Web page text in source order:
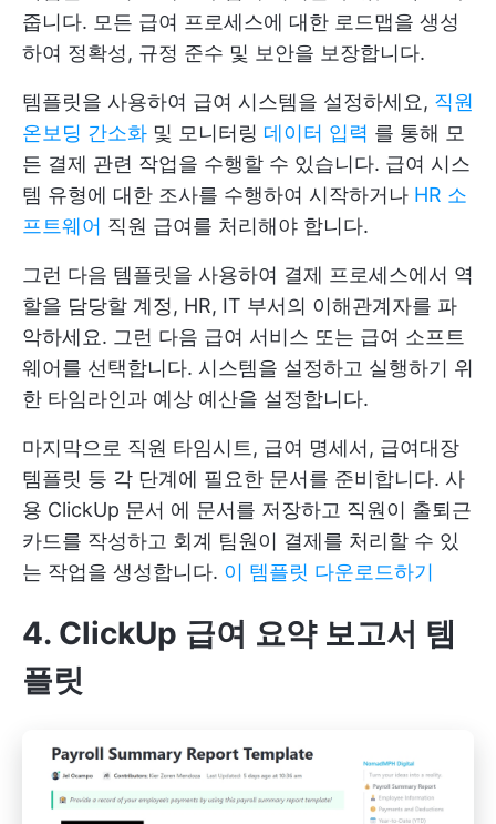
줍니다. 모든 급여 프로세스에 대한 로드맵을 생성
하여 정확성, 규정 준수 및 보안을 보장합니다.
템플릿을 사용하여 급여 시스템을 설정하세요, 직원
온보딩 간소화 및 모니터링 데이터 입력 를 통해 모
든 결제 관련 작업을 수행할 수 있습니다. 급여 시스
템 유형에 대한 조사를 수행하여 시작하거나 HR 소
프트웨어 직원 급여를 처리해야 합니다.
그런 다음 템플릿을 사용하여 결제 프로세스에서 역
할을 담당할 계정, HR, IT 부서의 이해관계자를 파
악하세요. 그런 다음 급여 서비스 또는 급여 소프트
웨어를 선택합니다. 시스템을 설정하고 실행하기 위
한 타임라인과 예상 예산을 설정합니다.
마지막으로 직원 타임시트, 급여 명세서, 급여대장
템플릿 등 각 단계에 필요한 문서를 준비합니다. 사
용 ClickUp 문서 에 문서를 저장하고 직원이 출퇴근
카드를 작성하고 회계 팀원이 결제를 처리할 수 있
는 작업을 생성합니다. 이 템플릿 다운로드하기
4. ClickUp 급여 요약 보고서 템
플릿